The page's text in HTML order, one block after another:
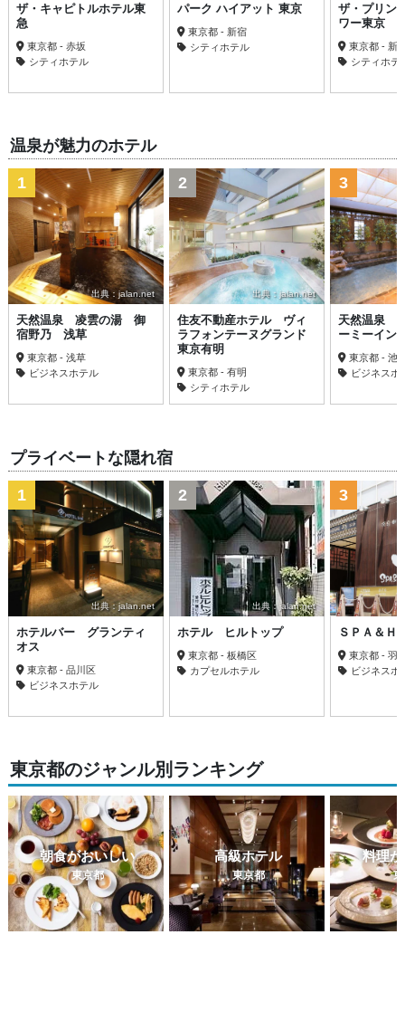
ザ・キャピトルホテル東
急
東京都 - 赤坂
シティホテル
パーク ハイアット 東京
東京都 - 新宿
シティホテル
ザ・プリン
ワー東京
東京都 - 新
シティホテ
温泉が魅力のホテル
出典：jalan.net
1
天然温泉 凌雲の湯 御
宿野乃 浅草
東京都 - 浅草
ビジネスホテル
出典：jalan.net
2
住友不動産ホテル ヴィ
ラフォンテーヌグランド
東京有明
東京都 - 有明
シティホテル
3
天然温泉
ーミーイン
東京都 - 池
ビジネスホ
プライベートな隠れ宿
出典：jalan.net
1
ホテルバー グランティ
オス
東京都 - 品川区
ビジネスホテル
出典：jalan.net
2
ホテル ヒルトップ
東京都 - 板橋区
カプセルホテル
3
ＳＰＡ＆
東京都 - 羽
ビジネスホ
東京都のジャンル別ランキング
朝食がおいしい
東京都
高級ホテル
東京都
料理